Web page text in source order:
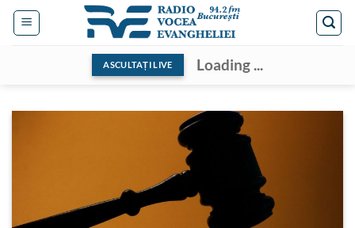
Skip
ASCULTAȚI LIVE Loading ...